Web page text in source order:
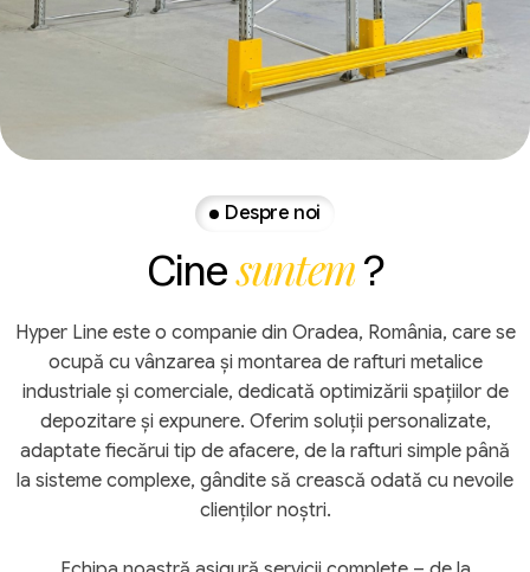
Despre noi
Cinesuntem?
Hyper Line este o companie din Oradea, România, care se
ocupă cu vânzarea și montarea de rafturi metalice
industriale și comerciale, dedicată optimizării spațiilor de
depozitare și expunere. Oferim soluții personalizate,
adaptate fiecărui tip de afacere, de la rafturi simple până
la sisteme complexe, gândite să crească odată cu nevoile
clienților noștri.